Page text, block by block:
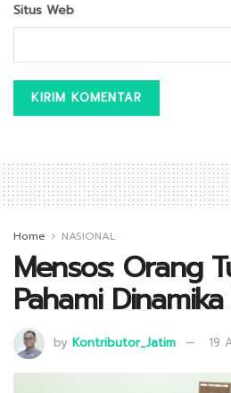
Situs Web
Home NASIONAL
Mensos: Orang
Pahami
by Kontributor_Jatim 19